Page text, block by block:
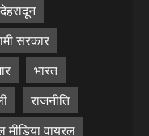
देहरादून
सरकार
भारत
राजनीति
मीडिया वायरल